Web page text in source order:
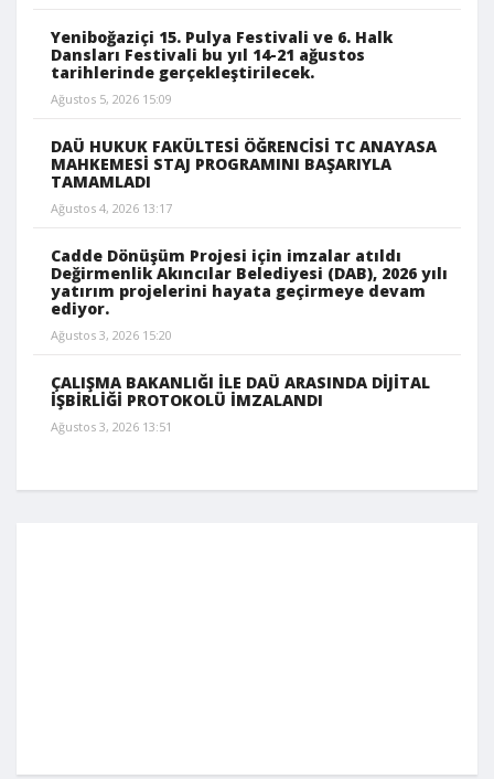
Yeniboğaziçi 15. Pulya Festivali ve 6. Halk
Dansları Festivali bu yıl 14-21 ağustos
tarihlerinde gerçekleştirilecek.
Ağustos 5, 2026 15:09
DAÜ HUKUK FAKÜLTESİ ÖĞRENCİSİ TC ANAYASA
MAHKEMESİ STAJ PROGRAMINI BAŞARIYLA
TAMAMLADI
Ağustos 4, 2026 13:17
Cadde Dönüşüm Projesi için imzalar atıldı
Değirmenlik Akıncılar Belediyesi (DAB), 2026 yılı
yatırım projelerini hayata geçirmeye devam
ediyor.
Ağustos 3, 2026 15:20
ÇALIŞMA BAKANLIĞI İLE DAÜ ARASINDA DİJİTAL
İŞBİRLİĞİ PROTOKOLÜ İMZALANDI
Ağustos 3, 2026 13:51